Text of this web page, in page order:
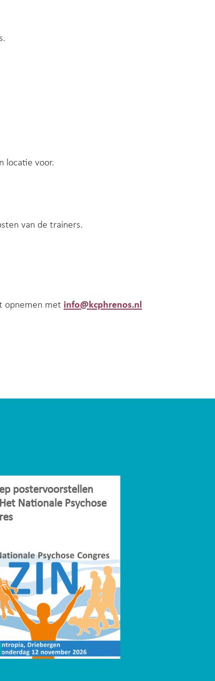
locatie voor.
van de trainers.
opnemen met info@kcphrenos.nl
postervoorstellen
Nationale Psychose